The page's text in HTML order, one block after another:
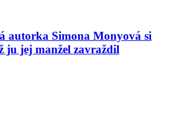
autorka Simona Monyová si
ju jej manžel zavraždil